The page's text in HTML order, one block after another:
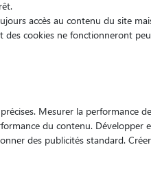
Trouver mon Pet Sitter
accès au contenu du site
des cookies ne fonctionneront
Mesurer la performance
du contenu. Développer
des publicités standard.